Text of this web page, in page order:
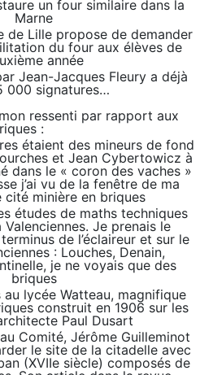
un four similaire dans la
Marne
de Lille propose de demander
du four aux élèves de
année
Jean-Jacques Fleury a déjà
000 signatures…
ressenti par rapport aux
:
étaient des mineurs de fond
et Jean Cybertowicz à
dans le « coron des vaches »
j’ai vu de la fenêtre de ma
cité minière en briques
études de maths techniques
Je prenais le
de l’éclaireur et sur le
: Louches, Denain,
je ne voyais que des
briques
au lycée Watteau, magnifique
construit en 1906 sur les
Paul Dusart
Comité, Jérôme Guilleminot
le site de la citadelle avec
(XVIIe siècle) composés de